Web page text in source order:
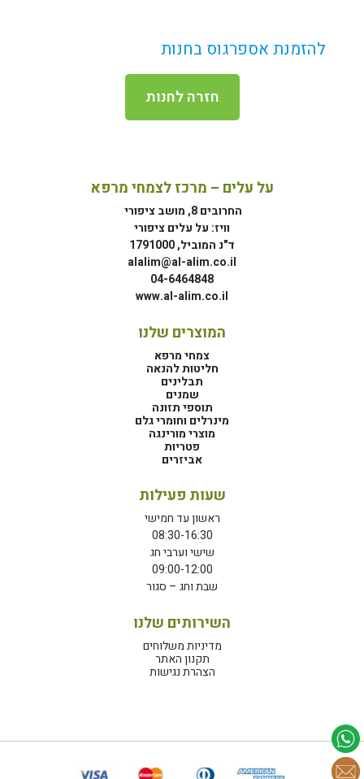
להזמנת אספרגוס בחנות
חזרה לחנות
על עלים – מרכז לצמחי מרפא
החרובים 8, מושב ציפורי
וויז: על עלים ציפורי
ד"נ המוביל, 1791000
alalim@al-alim.co.il
04-6464848
www.al-alim.co.il
המוצרים שלנו
צמחי מרפא
חליטות להנאה
תבלינים
שמנים
תוספי תזונה
מינרלים וחומרי גלם
מוצרי מורינגה
פטריות
אביזרים
שעות פעילות
ראשון עד חמישי
08:30-16:30
שישי וערבי חג
09:00-12:00
שבת וחג – סגור
השירותים שלנו
מדיניות משלוחים
תקנון האתר
הצהרת נגישות